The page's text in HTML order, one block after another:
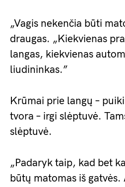
„Vagis nekenčia būti
draugas. „Kiekvienas
langas, kiekvienas
liudininkas.”
Krūmai prie langų –
tvora – irgi slėptuvė.
slėptuvė.
„Padaryk taip, kad bet
būtų matomas iš gatvės.